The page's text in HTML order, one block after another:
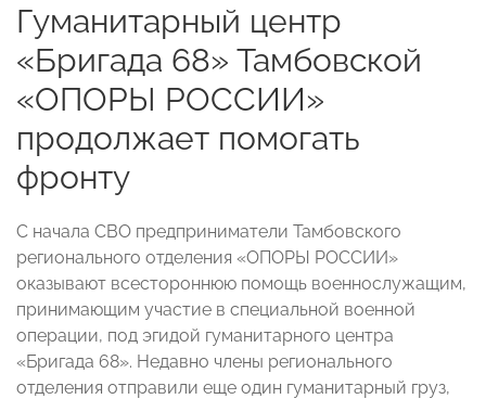
Гуманитарный центр
«Бригада 68» Тамбовской
«ОПОРЫ РОССИИ»
продолжает помогать
фронту
С начала СВО предприниматели Тамбовского
регионального отделения «ОПОРЫ РОССИИ»
оказывают всестороннюю помощь военнослужащим,
принимающим участие в специальной военной
операции, под эгидой гуманитарного центра
«Бригада 68». Недавно члены регионального
отделения отправили еще один гуманитарный груз,